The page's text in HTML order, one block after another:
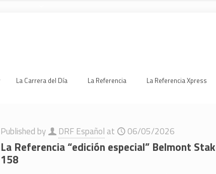
La Carrera del Día La Referencia La Referencia Xpress
Published by DRF Español at 06/05/2026
La Referencia “edición especial” Belmont
158